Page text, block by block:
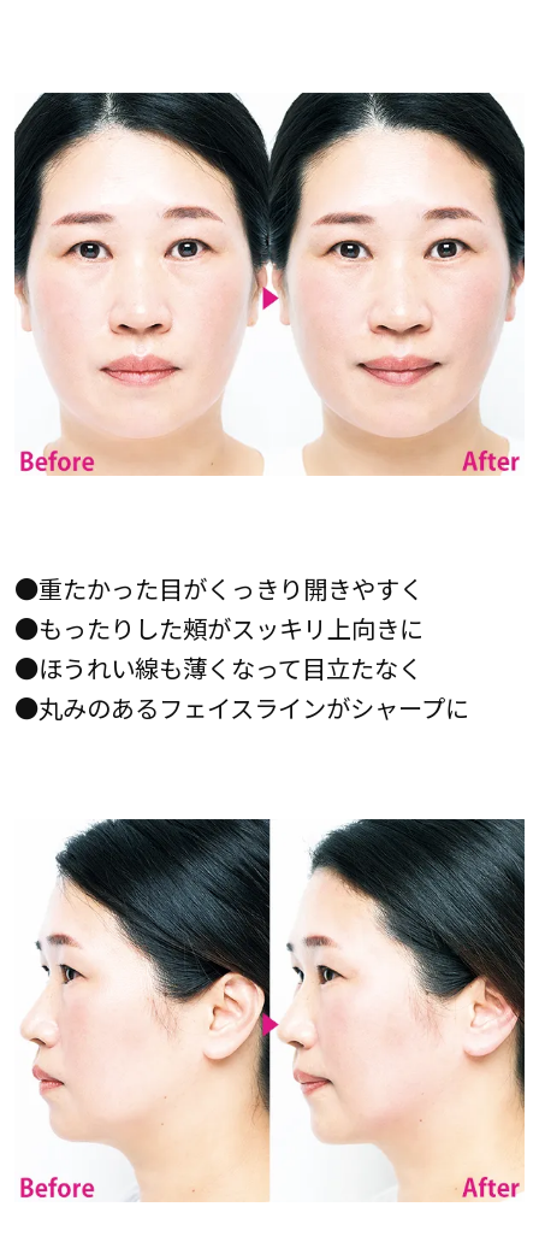
●重たかった目がくっきり開きやすく
●もったりした頰がスッキリ上向きに
●ほうれい線も薄くなって目立たなく
●丸みのあるフェイスラインがシャープに